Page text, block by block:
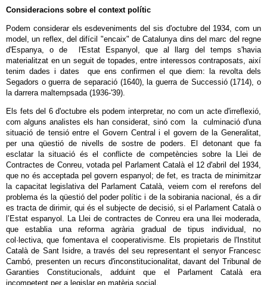
Consideracions sobre el context polític
Podem considerar els esdeveniments del sis d'octubre del 1934, com un
model, un reflex, del difícil "encaix" de Catalunya dins del marc del regne
d'Espanya, o de l'Estat Espanyol, que al llarg del temps s'havia
materialitzat en un seguit de topades, entre interessos contraposats, així
tenim dades i dates que ens confirmen el que diem: la revolta dels
Segadors o guerra de separació (1640), la guerra de Successió (1714), o
la darrera maltempsada (1936-'39).
Els fets del 6 d'octubre els podem interpretar, no com un acte d'irreflexió,
com alguns analistes els han considerat, sinó com la culminació d'una
situació de tensió entre el Govern Central i el govern de la Generalitat,
per una qüestió de nivells de sostre de poders. El detonant que fa
esclatar la situació és el conflicte de competències sobre la Llei de
Contractes de Conreu, votada pel Parlament Català el 12 d'abril del 1934,
que no és acceptada pel govern espanyol; de fet, es tracta de minimitzar
la capacitat legislativa del Parlament Català, veiem com el rerefons del
problema és la qüestió del poder polític i de la sobirania nacional, és a dir
es tracta de dirimir, qui és el subjecte de decisió, si el Parlament Català o
l’Estat espanyol. La Llei de contractes de Conreu era una llei moderada,
que establia una reforma agrària gradual de tipus individual, no
col·lectiva, que fomentava el cooperativisme. Els propietaris de l'Institut
Català de Sant Isidre, a través del seu representant el senyor Francesc
Cambó, presenten un recurs d'inconstitucionalitat, davant del Tribunal de
Garanties Constitucionals, adduint que el Parlament Català era
incompetent per a legislar en matèria social.